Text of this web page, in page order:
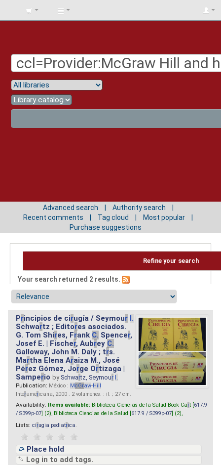
BIBLIOTECA
Advanced search
Authority search
Recent comments
Tag cloud
Most popular
Purchase suggestions
Refine your search
Your search returned 2 results.
Principios de cirugía / Seymour I.
Schwartz ; Editores asociados.
G. Tom Shires, Frank C. Spencer,
Josef E. | Fischer, Aubrey C.
Galloway, John M. Daly ; trs.
Martha Elena Araiza M., José
Pérez Gómez, Jorge Ortizaga |
Samperio by Schwartz, Seymour I.
Publication: México : McGraw-Hill
Interamericana, 2000 . 2 volumenes. : il. ; 27 cm.
Availability: Items available: Biblioteca Ciencias de la Salud Book Cart [ 617.9
/ S399p-07 ] (2), Biblioteca Ciencias de la Salud [ 617.9 / S399p-07 ] (2),
Lists: cirugia pediatrica
Place hold
Log in to add tags.